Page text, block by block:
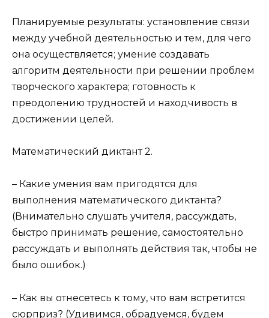
Планируемые результаты: установление связи
между учебной деятельностью и тем, для чего
она осуществляется; умение создавать
алгоритм деятельности при решении проблем
творческого характера; готовность к
преодолению трудностей и находчивость в
достижении целей.
Математический диктант 2.
– Какие умения вам пригодятся для
выполнения математического диктанта?
(Внимательно слушать учителя, рассуждать,
быстро принимать решение, самостоятельно
рассуждать и выполнять действия так, чтобы не
было ошибок.)
– Как вы отнесетесь к тому, что вам встретится
сюрприз? (Удивимся, обрадуемся, будем